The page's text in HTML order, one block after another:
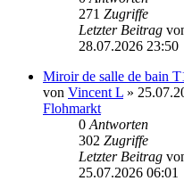
271 Zugriffe
Letzter Beitrag
28.07.2026 23:50
Miroir de salle de bain
von Vincent L »
Flohmarkt
0 Antworten
302 Zugriffe
Letzter Beitrag
25.07.2026 06:01